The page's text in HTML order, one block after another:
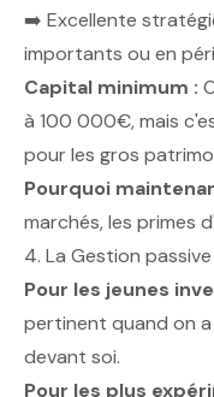
➡️ Excellente
importants ou en
Capital minimum :
à 100 000€, mais
pour les gros
Pourquoi
marchés, les primes
4. La Gestion
Pour les jeunes
pertinent quand on
devant soi.
Pour les plus